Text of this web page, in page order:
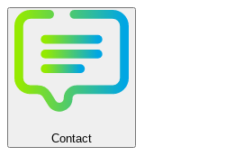
Contact